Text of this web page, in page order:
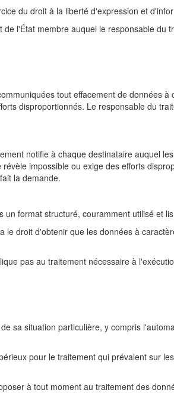
du droit à la liberté d'expression et
l'État membre auquel le responsable du
tout effacement de données à
disproportionnés. Le responsable du
notifie à chaque destinataire auquel
impossible ou exige des efforts
la demande.
format structuré, couramment utilisé et
droit d'obtenir que les données à
pas au traitement nécessaire à
sa situation particulière, y compris
pour le traitement qui prévalent sur
à tout moment au traitement des